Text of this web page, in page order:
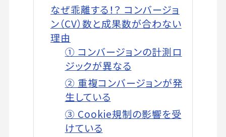
なぜ乖離する！？ コンバージョ
ン（CV）数と成果数が合わない
理由
① コンバージョンの計測ロ
ジックが異なる
② 重複コンバージョンが発
生している
③ Cookie規制の影響を受
けている